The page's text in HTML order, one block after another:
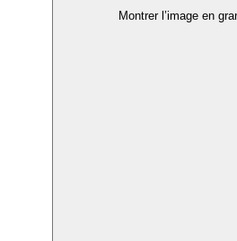
Montrer l’image en